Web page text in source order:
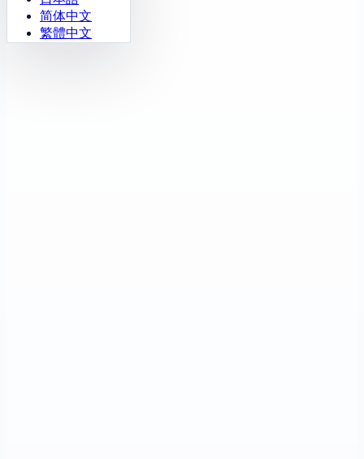
简体中文
繁體中文